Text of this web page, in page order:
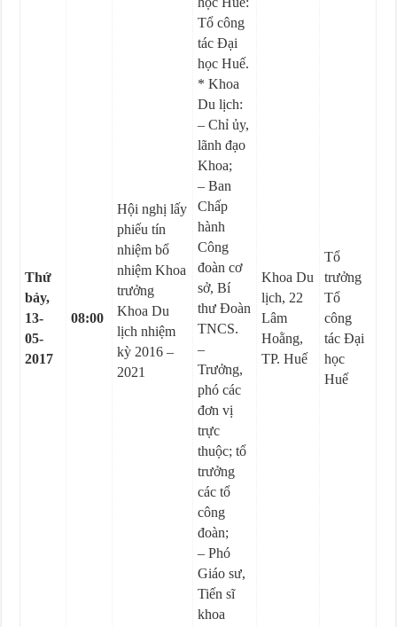
Thứ
bảy,
13-
05-
2017
08:00
Hội nghị lấy
phiếu tín
nhiệm bổ
nhiệm Khoa
trưởng
Khoa Du
lịch nhiệm
kỳ 2016 –
2021
Tổ công
tác Đại
học Huế.
* Khoa
Du lịch:
– Chỉ ủy,
lãnh đạo
Khoa;
– Ban
Chấp
hành
Công
đoàn cơ
sở, Bí
thư Đoàn
TNCS.
–
Trưởng,
phó các
đơn vị
trực
thuộc; tổ
trưởng
các tổ
công
đoàn;
– Phó
Giáo sư,
Tiến sĩ
khoa
Khoa Du
lịch, 22
Lâm
Hoằng,
TP. Huế
Tổ
trưởng
Tổ
công
tác Đại
học
Huế